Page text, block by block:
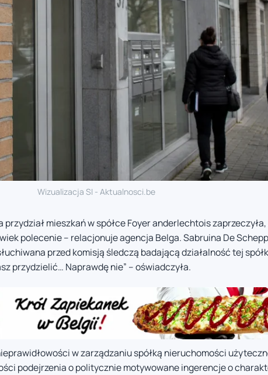
Wizualizacja SI - Aktualnosci.be
mieszkań w spółce Foyer anderlechtois zaprzeczyła,
polecenie – relacjonuje agencja Belga. Sabruina De
przed komisją śledczą badającą działalność tej
przydzielić… Naprawdę nie” – oświadczyła.
w zarządzaniu spółką nieruchomości
podejrzenia o politycznie motywowane ingerencje o